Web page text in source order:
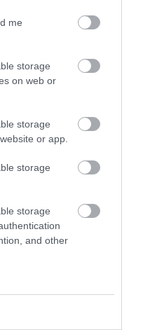
me
storage
on web or
storage
or app.
storage
storage
and other
Inside Your